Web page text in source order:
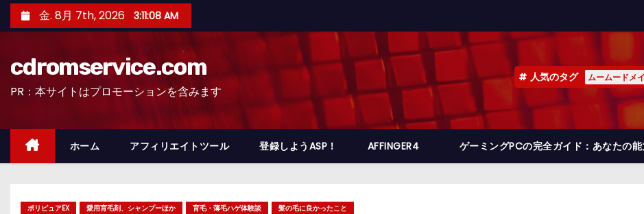
ン
ッ
金. 8月 7th, 2026 3:11:09 AM
cdromservice.com
PR：本サイトはプロモーションを含みます
人気のタグ ムームードメ
ホーム アフィリエイトツール 登録しようASP！ AFFINGER4 ゲーミングPCの完全ガイド：あなたの
ポリピュアEX 愛用育毛剤、シャンプーほか 育毛・薄毛ハゲ体験談 髪の毛に良かったこと